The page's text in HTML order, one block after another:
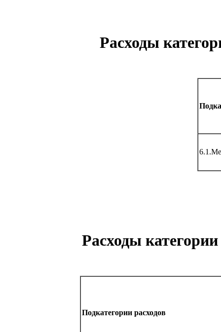
Расходы
Расходы
Подкатегории расходов